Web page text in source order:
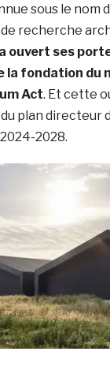
sous le nom
recherche
a ouvert ses
la fondation du
Act. Et cette
plan directeur
2028.